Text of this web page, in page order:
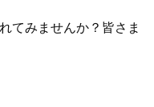
てみませんか？皆さま